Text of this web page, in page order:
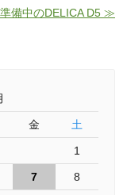
準備中のDELICA D5 ≫
金 土
1
7 8